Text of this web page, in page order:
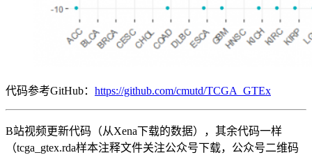
代码参考GitHub： https://github.com/cmutd/TCGA_GTEx
B站视频更新代码（从Xena下载的数据），其余代码一样
（tcga_gtex.rda样本注释文件关注公众号下载，公众号二维码